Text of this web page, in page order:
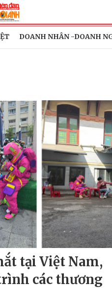
DOANH NHÂN -DOANH
tại Việt Nam,
các thương